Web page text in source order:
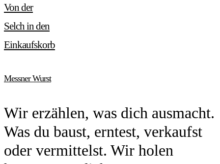
Von der
Selch in den
Einkaufskorb
Messner Wurst
Wir erzählen, was dich ausmacht.
Was du baust, erntest, verkaufst
oder vermittelst. Wir holen